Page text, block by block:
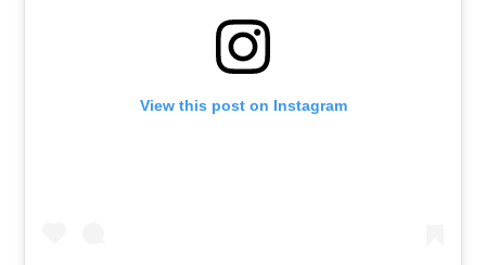
View this post on Instagram